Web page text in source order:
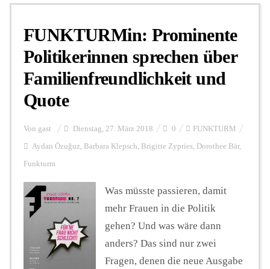
Personalien
Hintergrund
FUNKTURM-Beiträge
Seminare
Unterstützen
FUNKTURMin: Prominente
Politikerinnen sprechen über
Familienfreundlichkeit und
Quote
Von gast Dienstag, 27. März 2018 0 FUNKTURM
Aydan Özuǧuz, Barbara Klepsch, Brigitte Zypries, Dorothee Bär,
Funkturm
Was müsste passieren, damit
mehr Frauen in die Politik
gehen? Und was wäre dann
anders? Das sind nur zwei
Fragen, denen die neue Ausgabe